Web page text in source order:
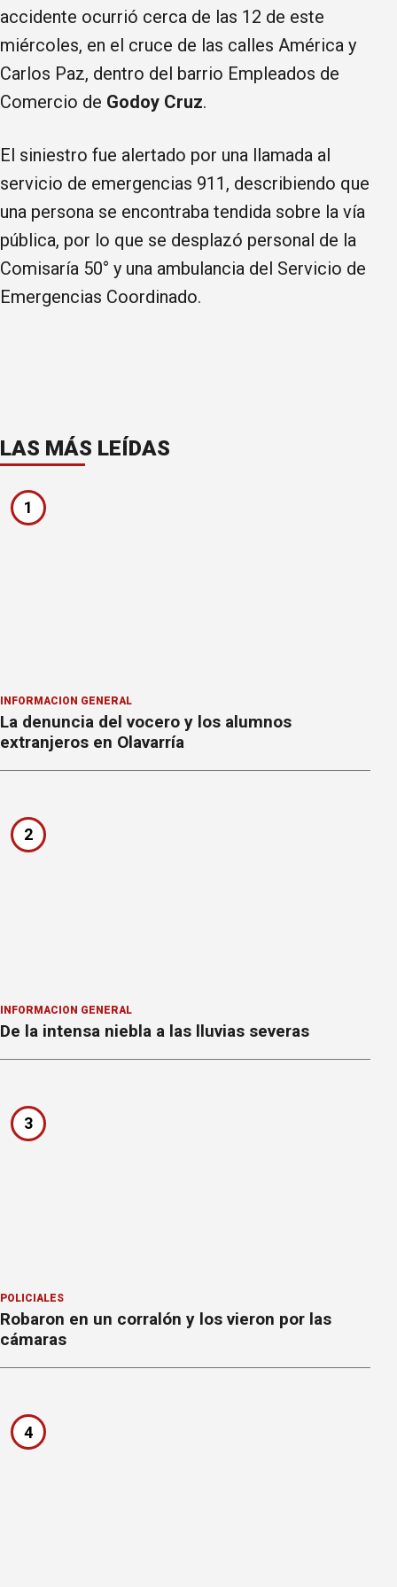
accidente ocurrió cerca de las 12 de este
miércoles, en el cruce de las calles América y
Carlos Paz, dentro del barrio Empleados de
Comercio de Godoy Cruz.
El siniestro fue alertado por una llamada al
servicio de emergencias 911, describiendo que
una persona se encontraba tendida sobre la vía
pública, por lo que se desplazó personal de la
Comisaría 50° y una ambulancia del Servicio de
Emergencias Coordinado.
LAS MÁS LEÍDAS
1
INFORMACION GENERAL
La denuncia del vocero y los alumnos
extranjeros en Olavarría
2
INFORMACION GENERAL
De la intensa niebla a las lluvias severas
3
POLICIALES
Robaron en un corralón y los vieron por las
cámaras
4